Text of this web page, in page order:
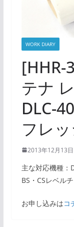
WORK DIARY
[HHR-
テナ
DLC-
フレ
2013年12月13日
主な対応機種
BS・CSレベル
お申し込みはコ